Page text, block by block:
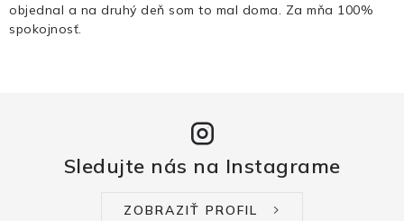
objednal a na druhý deň som to mal doma. Za mňa 100%
spokojnosť.
Sledujte nás na Instagrame
ZOBRAZIŤ PROFIL